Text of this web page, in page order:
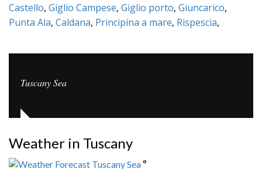
Castello, Giglio Campese, Giglio porto, Giuncarico,
Punta Ala, Caldana, Principina a mare, Rispescia,
Tuscany Sea
Weather in Tuscany
°